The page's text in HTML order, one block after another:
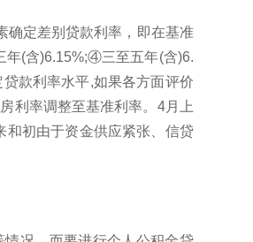
确定差别贷款利率，即在基准
(含)6.15%;④三至五年(含)6.
款利率水平,如果各方面评价
利率调整至基准利率。4月上
和初由于资金供应紧张、信贷